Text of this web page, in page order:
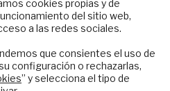
ES
somos
cookies propias y de
del sitio web,
a las redes sociales.
que consientes el uso de
configuración o rechazarlas,
” y selecciona el tipo de
boletín electrónico y
mejor análisis